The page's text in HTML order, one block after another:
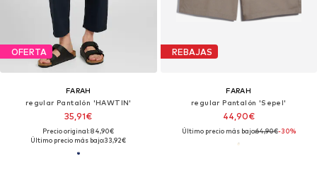
OFERTA
FARAH
regular Pantalón 'HAWTIN'
35,91€
Precio original: 84,90€
Último precio más bajo:33,92€
REBAJAS
FARAH
regular Pantalón 'Sepel'
44,90€
Último precio más bajo:64,90€-30%